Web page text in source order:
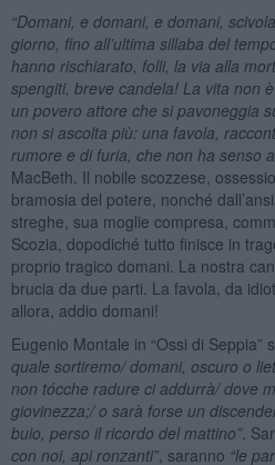
“Domani, e domani, e domani,
giorno, fino all’ultima sillaba del
hanno rischiarato, folli, la via alla
spengiti, breve candela! La vita non
un povero attore che si pavoneggia
non si ascolta più: una favola,
rumore e di furia, che non ha senso
MacBeth. Il nobile scozzese,
bramosia del potere, nonché
streghe, sua moglie compresa,
Scozia, dopodiché tutto finisce in
proprio tragico domani. La nostra
brucia da due parti. La favola, da
allora, addio domani!
Eugenio Montale in “Ossi di Seppia”
quale sortiremo/ domani, oscuro o
non tócche radure ci addurrà/ dove
giovinezza;/ o sarà forse un
buio, perso il ricordo del mattino”.
con noi, api ronzanti”, saranno “le